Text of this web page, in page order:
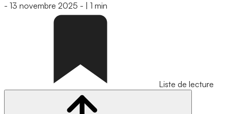
- 13 novembre 2025 - 1 min
Liste de lecture